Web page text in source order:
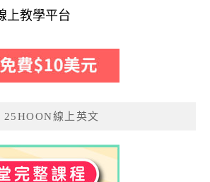
上教學平台
25HOON線上英文